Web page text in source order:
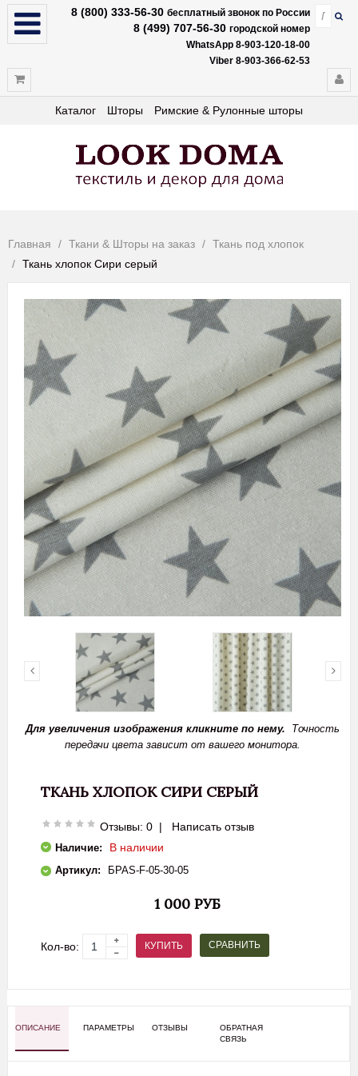
8 (800) 333-56-30 бесплатный звонок по России
8 (499) 707-56-30 городской номер
WhatsApp 8-903-120-18-00
Viber 8-903-366-62-53
Каталог Шторы Римские & Рулонные шторы
Главная Ткани & Шторы на заказ
Ткань под хлопок
Ткань хлопок Сири серый
Для увеличения изображения кликните по нему. Точность
передачи цвета зависит от вашего монитора.
ТКАНЬ ХЛОПОК СИРИ СЕРЫЙ
Отзывы: 0 | Написать отзыв
Наличие: В наличии
Артикул: БPAS-F-05-30-05
1 000 РУБ
Кол-во: КУПИТЬ СРАВНИТЬ
ОПИСАНИЕ ПАРАМЕТРЫ ОТЗЫВЫ
ОБРАТНАЯ
СВЯЗЬ